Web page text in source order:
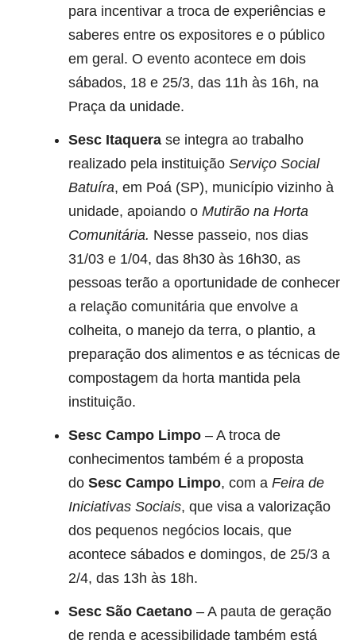
para incentivar a troca de experiências e
saberes entre os expositores e o público
em geral. O evento acontece em dois
sábados, 18 e 25/3, das 11h às 16h, na
Praça da unidade.
Sesc Itaquera se integra ao trabalho
realizado pela instituição Serviço Social
Batuíra, em Poá (SP), município vizinho à
unidade, apoiando o Mutirão na Horta
Comunitária. Nesse passeio, nos dias
31/03 e 1/04, das 8h30 às 16h30, as
pessoas terão a oportunidade de conhecer
a relação comunitária que envolve a
colheita, o manejo da terra, o plantio, a
preparação dos alimentos e as técnicas de
compostagem da horta mantida pela
instituição.
Sesc Campo Limpo – A troca de
conhecimentos também é a proposta
do Sesc Campo Limpo, com a Feira de
Iniciativas Sociais, que visa a valorização
dos pequenos negócios locais, que
acontece sábados e domingos, de 25/3 a
2/4, das 13h às 18h.
Sesc São Caetano – A pauta de geração
de renda e acessibilidade também está